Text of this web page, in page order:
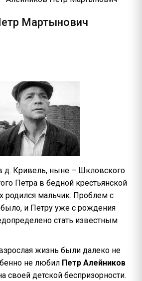
Мартынович
д. Кривель, ныне – Шкловского
Петра в бедной крестьянской
родился мальчик. Проблем с
и Петру уже с рождения
стать известным
жизнь были далеко не
не любил Петр Алейников
своей детской беспризорности.